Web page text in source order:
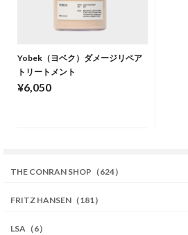
Yobek（ヨベク）ダメージリペア
トリートメント
¥6,050
THE CONRAN SHOP（624）
FRITZ HANSEN（181）
LSA（6）